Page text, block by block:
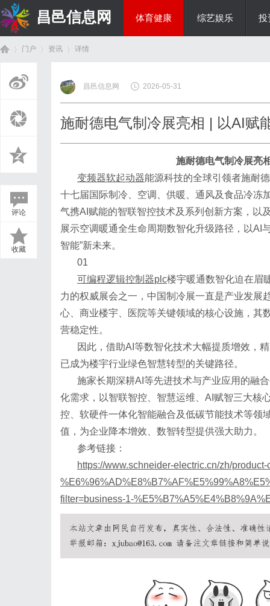
昌邑信息网 体育健康 综艺娱乐 投
门户 资讯
›
详情
评论
收藏
昌邑信息网 2026-05-31
施耐德电气制冷展亮相 | 以AI赋
施耐德电气制冷展亮
变频器软起动器能源科技的全球引领者施耐
十七届国际制冷、空调、供暖、通风及食品冷冻
气携AI赋能的智联智控技术及系列创新方案，
展示空调暖通全生命周期数智化升级路径，以AI
智能”新未来。
01
可编程逻辑控制器plc楼宇暖通数智化迫在眉
力的权威展会之一，中国制冷展一直是产业发展
心、商业楼宇、医院等关键领域的核心设施，其
营稳定性。
因此，借助AI等数智化技术大幅提质增效，
已成为楼宇行业绿色智慧转型的关键路径。
施家长期深耕AI等先进技术与产业应用的融
化需求，以智联智控、智慧运维、AI赋智三大核
控、软硬件一体化智能融合及低碳节能技术等领
值，为企业降本增效、数智转型提供强大助力。
参考链接：
https://www.schneider-electric.cn/zh/
filter=business-1-